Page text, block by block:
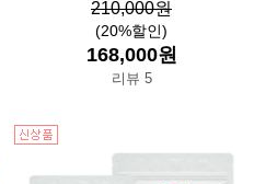
210,000원
(20%할인)
168,000원
리뷰 5